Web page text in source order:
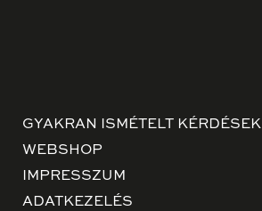
GYAKRAN ISMÉTELT KÉRDÉSEK
WEBSHOP
IMPRESSZUM
ADATKEZELÉS